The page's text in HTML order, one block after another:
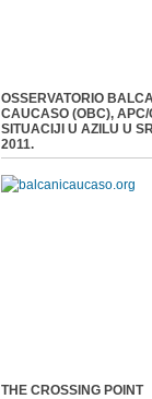
OSSERVATORIO
CAUCASO (OBC), APC/
SITUACIJI U AZILU U
2011.
THE CROSSING POINT